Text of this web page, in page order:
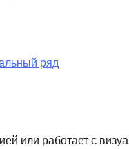
ряд
или работает с